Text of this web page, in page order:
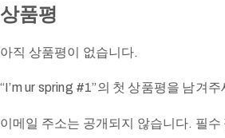
상품평
아직 상품평이 없습니다.
“I’m ur spring #1”의 첫 상품평을 남겨주
이메일 주소는 공개되지 않습니다. 필수